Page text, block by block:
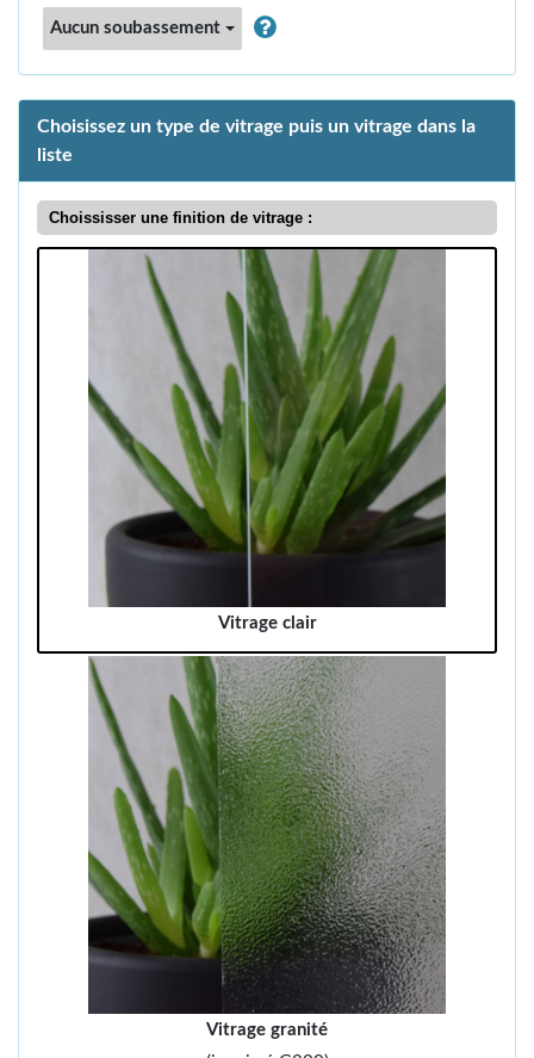
Aucun soubassement
Choisissez un type de vitrage puis un vitrage dans la
liste
Choississer une finition de vitrage :
Vitrage clair
Vitrage granité